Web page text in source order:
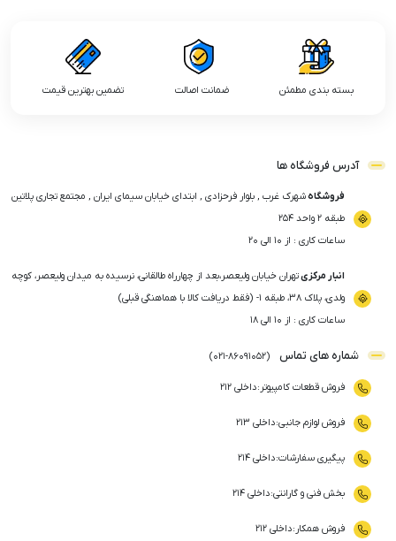
بسته بندی مطمئن ضمانت اصالت تضمین بهترین قیمت
آدرس فروشگاه ها
فروشگاهشهرک غرب , بلوار فرحزادی , ابتدای خیابان سیمای ایران , مجتمع تجاری پلاتین
طبقه ۲ واحد ۲۵۴
ساعات کاری : از ۱۰ الی ۲۰
انبار مرکزیتهران خیابان ولیعصر،بعد از چهارراه طالقانی، نرسیده به میدان ولیعصر، کوچه
ولدی، پلاک ۳۸، طبقه ۱- (فقط دریافت کالا با هماهنگی قبلی)
ساعات کاری : از ۱۰ الی ۱۸
شماره های تماس (
021-86091052
)
فروش قطعات کامپیوتر :داخلی ۲۱۲
فروش لوازم جانبی:داخلی ۲۱۳
پیگیری سفارشات:داخلی ۲۱۴
بخش فنی و گارانتی:داخلی ۲۱۴
فروش همکار :داخلی ۲۱۲